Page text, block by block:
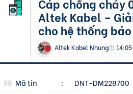
Cáp chống cháy 0.75mm² GFT
Altek Kabel –
cho hệ thống
Altek Kabel Nhung
Mã tin :
DNT-DM228700